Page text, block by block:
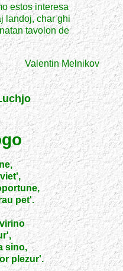
estos interesa
landoj, char ghi
tavolon de
Valentin Melnikov
pet'.
sino,
plezur'.